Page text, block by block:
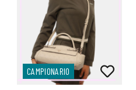
CAMPIONARIO